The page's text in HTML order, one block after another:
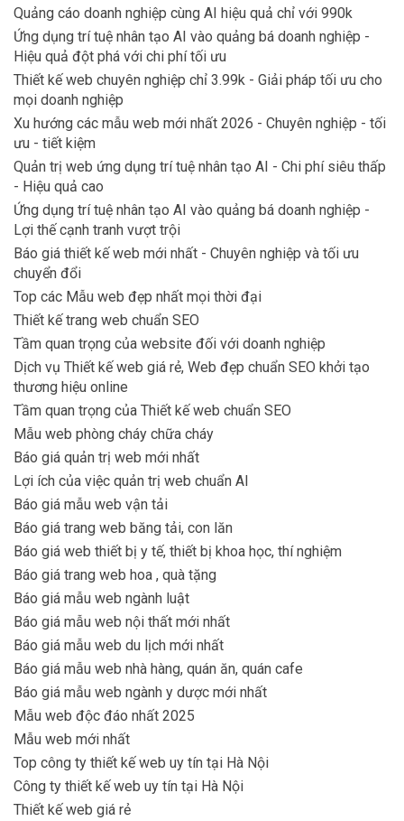
Quảng cáo doanh nghiệp cùng AI hiệu quả chỉ với 990k
Ứng dụng trí tuệ nhân tạo AI vào quảng bá doanh nghiệp -
Hiệu quả đột phá với chi phí tối ưu
Thiết kế web chuyên nghiệp chỉ 3.99k - Giải pháp tối ưu cho
mọi doanh nghiệp
Xu hướng các mẫu web mới nhất 2026 - Chuyên nghiệp - tối
ưu - tiết kiệm
Quản trị web ứng dụng trí tuệ nhân tạo AI - Chi phí siêu thấp
- Hiệu quả cao
Ứng dụng trí tuệ nhân tạo AI vào quảng bá doanh nghiệp -
Lợi thế cạnh tranh vượt trội
Báo giá thiết kế web mới nhất - Chuyên nghiệp và tối ưu
chuyển đổi
Top các Mẫu web đẹp nhất mọi thời đại
Thiết kế trang web chuẩn SEO
Tầm quan trọng của website đối với doanh nghiệp
Dịch vụ Thiết kế web giá rẻ, Web đẹp chuẩn SEO khởi tạo
thương hiệu online
Tầm quan trọng của Thiết kế web chuẩn SEO
Mẫu web phòng cháy chữa cháy
Báo giá quản trị web mới nhất
Lợi ích của việc quản trị web chuẩn AI
Báo giá mẫu web vận tải
Báo giá trang web băng tải, con lăn
Báo giá web thiết bị y tế, thiết bị khoa học, thí nghiệm
Báo giá trang web hoa , quà tặng
Báo giá mẫu web ngành luật
Báo giá mẫu web nội thất mới nhất
Báo giá mẫu web du lịch mới nhất
Báo giá mẫu web nhà hàng, quán ăn, quán cafe
Báo giá mẫu web ngành y dược mới nhất
Mẫu web độc đáo nhất 2025
Mẫu web mới nhất
Top công ty thiết kế web uy tín tại Hà Nội
Công ty thiết kế web uy tín tại Hà Nội
Thiết kế web giá rẻ